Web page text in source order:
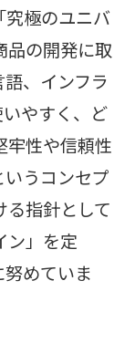
究極のユニバ
品の開発に取
、インフラ
やすく、ど
牢性や信頼性
うコンセプ
る指針として
ン」を定
めていま